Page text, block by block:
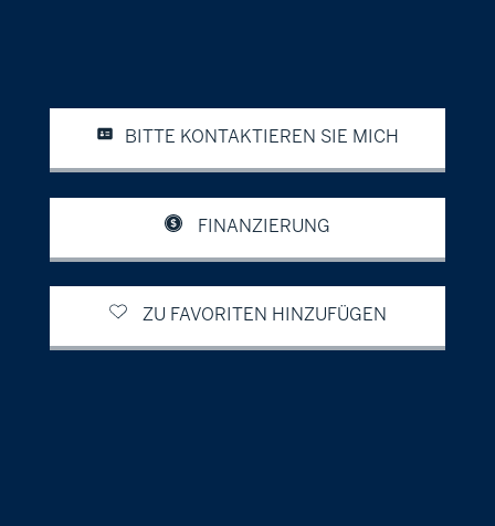
BITTE KONTAKTIEREN SIE MICH
FINANZIERUNG
ZU FAVORITEN HINZUFÜGEN